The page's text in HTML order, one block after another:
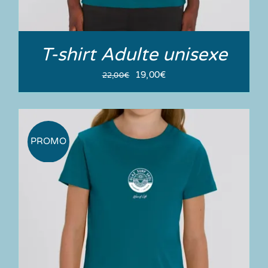
T-shirt Adulte unisexe
22,00€
Le
prix
22,00€.
19,00€Le
prix
est :
19,00€.
PROMO